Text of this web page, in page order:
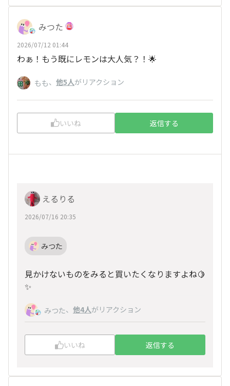
みつた
2026/07/12 01:44
わぁ！もう既にレモンは大人気？！🌟
もも、 他5人がリアクション
いいね 返信する
えるりる
2026/07/16 20:35
みつた
見かけないものをみると買いたくなりますよね🍋
✨️
みつた、 他4人がリアクション
いいね 返信する